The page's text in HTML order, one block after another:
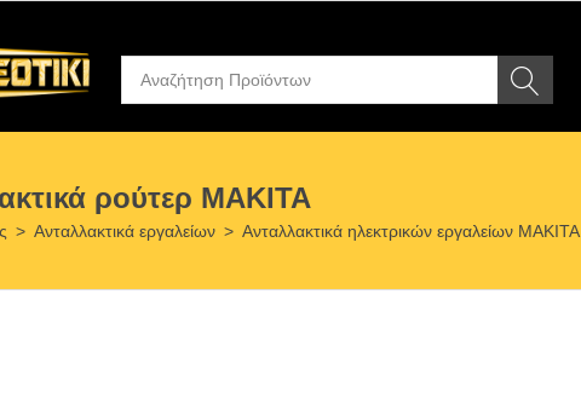
ρούτερ MAKITA
> Ανταλλακτικά εργαλείων > Ανταλλακτικά ηλεκτρικών εργαλείων MAKITA